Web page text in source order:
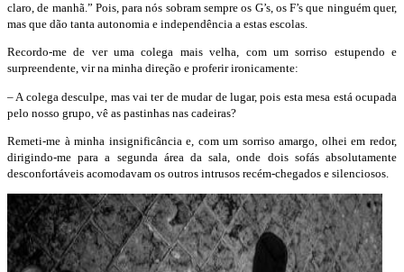
claro, de manhã.” Pois, para nós sobram sempre os G’s, os F’s que ninguém quer,
mas que dão tanta autonomia e independência a estas escolas.
Recordo-me de ver uma colega mais velha, com um sorriso estupendo e
surpreendente, vir na minha direção e proferir ironicamente:
– A colega desculpe, mas vai ter de mudar de lugar, pois esta mesa está ocupada
pelo nosso grupo, vê as pastinhas nas cadeiras?
Remeti-me à minha insignificância e, com um sorriso amargo, olhei em redor,
dirigindo-me para a segunda área da sala, onde dois sofás absolutamente
desconfortáveis acomodavam os outros intrusos recém-chegados e silenciosos.